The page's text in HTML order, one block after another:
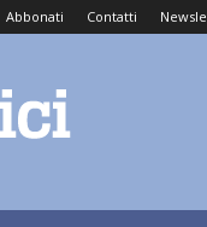
Abbonati Contatti